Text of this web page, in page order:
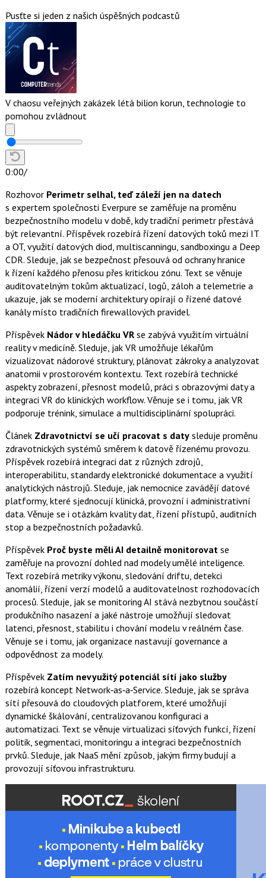
Pusťte si jeden z našich úspěšných podcastů
V chaosu veřejných zakázek létá bilion korun, technologie to
pomohou zvládnout
0:00/
Rozhovor Perimetr selhal, teď záleží jen na datech
s expertem společnosti Everpure se zaměřuje na proměnu
bezpečnostního modelu v době, kdy tradiční perimetr přestává
být relevantní. Příspěvek rozebírá řízení datových toků mezi IT
a OT, využití datových diod, multiscanningu, sandboxingu a Deep
CDR. Sleduje, jak se bezpečnost přesouvá od ochrany hranice
k řízení každého přenosu přes kritickou zónu. Text se věnuje
auditovatelným tokům aktualizací, logů, záloh a telemetrie a
ukazuje, jak se moderní architektury opírají o řízené datové
kanály místo tradičních firewallových pravidel.
Příspěvek Nádor v hledáčku VRse zabývá využitím virtuální
reality v medicíně. Sleduje, jak VR umožňuje lékařům
vizualizovat nádorové struktury, plánovat zákroky a analyzovat
anatomii v prostorovém kontextu. Text rozebírá technické
aspekty zobrazení, přesnost modelů, práci s obrazovými daty a
integraci VR do klinických workflow. Věnuje se i tomu, jak VR
podporuje trénink, simulace a multidisciplinární spolupráci.
Článek Zdravotnictví se učí pracovat s datysleduje proměnu
zdravotnických systémů směrem k datově řízenému provozu.
Příspěvek rozebírá integraci dat z různých zdrojů,
interoperabilitu, standardy elektronické dokumentace a využití
analytických nástrojů. Sleduje, jak nemocnice zavádějí datové
platformy, které sjednocují klinická, provozní i administrativní
data. Věnuje se i otázkám kvality dat, řízení přístupů, auditních
stop a bezpečnostních požadavků.
Příspěvek Proč byste měli AI detailně monitorovatse
zaměřuje na provozní dohled nad modely umělé inteligence.
Text rozebírá metriky výkonu, sledování driftu, detekci
anomálií, řízení verzí modelů a auditovatelnost rozhodovacích
procesů. Sleduje, jak se monitoring AI stává nezbytnou součástí
produkčního nasazení a jaké nástroje umožňují sledovat
latenci, přesnost, stabilitu i chování modelu v reálném čase.
Věnuje se i tomu, jak organizace nastavují governance a
odpovědnost za modely.
Příspěvek Zatím nevyužitý potenciál sítí jako služby
rozebírá koncept Network‑as‑a‑Service. Sleduje, jak se správa
sítí přesouvá do cloudových platforem, které umožňují
dynamické škálování, centralizovanou konfiguraci a
automatizaci. Text se věnuje virtualizaci síťových funkcí, řízení
politik, segmentaci, monitoringu a integraci bezpečnostních
prvků. Sleduje, jak NaaS mění způsob, jakým firmy budují a
provozují síťovou infrastrukturu.